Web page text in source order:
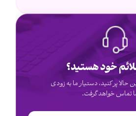
خود هستید؟
حالا پر کنید، دستیار ما به زودی
تماس خواهد گرفت.